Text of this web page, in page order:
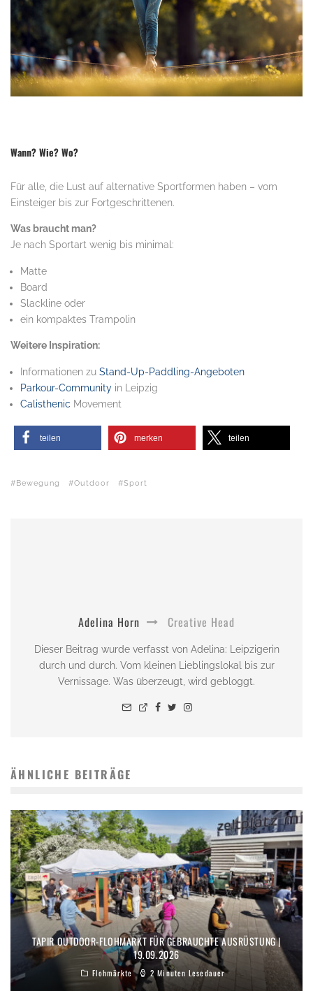
Wann? Wie? Wo?
Für alle, die Lust auf alternative Sportformen haben – vom
Einsteiger bis zur Fortgeschrittenen.
Was braucht man?
Je nach Sportart wenig bis minimal:
Matte
Board
Slackline oder
ein kompaktes Trampolin
Weitere Inspiration:
Informationen zu Stand-Up-Paddling-Angeboten
Parkour-Community in Leipzig
Calisthenic Movement
teilen merken teilen
Bewegung Outdoor Sport
Adelina Horn Creative Head
Dieser Beitrag wurde verfasst von Adelina: Leipzigerin
durch und durch. Vom kleinen Lieblingslokal bis zur
Vernissage. Was überzeugt, wird gebloggt.
ÄHNLICHE BEITRÄGE
TAPIR OUTDOOR-FLOHMARKT FÜR GEBRAUCHTE AUSRÜSTUNG |
19.09.2026
Flohmärkte 2 Minuten Lesedauer